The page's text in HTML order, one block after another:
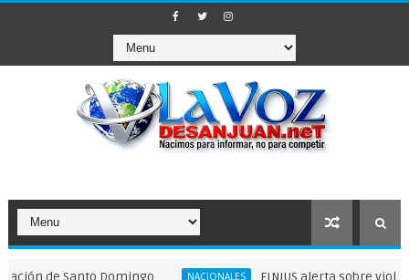
Santo Domingo NACIONALES FINJUS alerta sobre violaciones